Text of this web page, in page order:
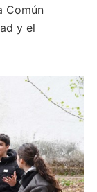
Común
y el